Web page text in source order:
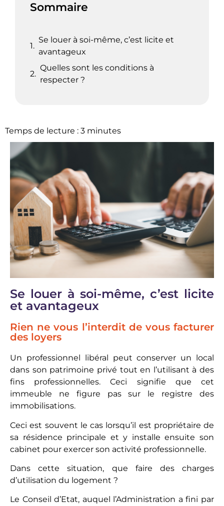
Sommaire
Se louer à soi-même, c’est licite et
avantageux
Quelles sont les conditions à
respecter ?
Temps de lecture : 3 minutes
Se louer à soi-même, c’est licite
et avantageux
Rien ne vous l’interdit de vous facturer
des loyers
Un professionnel libéral peut conserver un local
dans son patrimoine privé tout en l’utilisant à des
fins professionnelles. Ceci signifie que cet
immeuble ne figure pas sur le registre des
immobilisations.
Ceci est souvent le cas lorsqu’il est propriétaire de
sa résidence principale et y installe ensuite son
cabinet pour exercer son activité professionnelle.
Dans cette situation, que faire des charges
d’utilisation du logement ?
Le Conseil d’Etat, auquel l’Administration a fini par